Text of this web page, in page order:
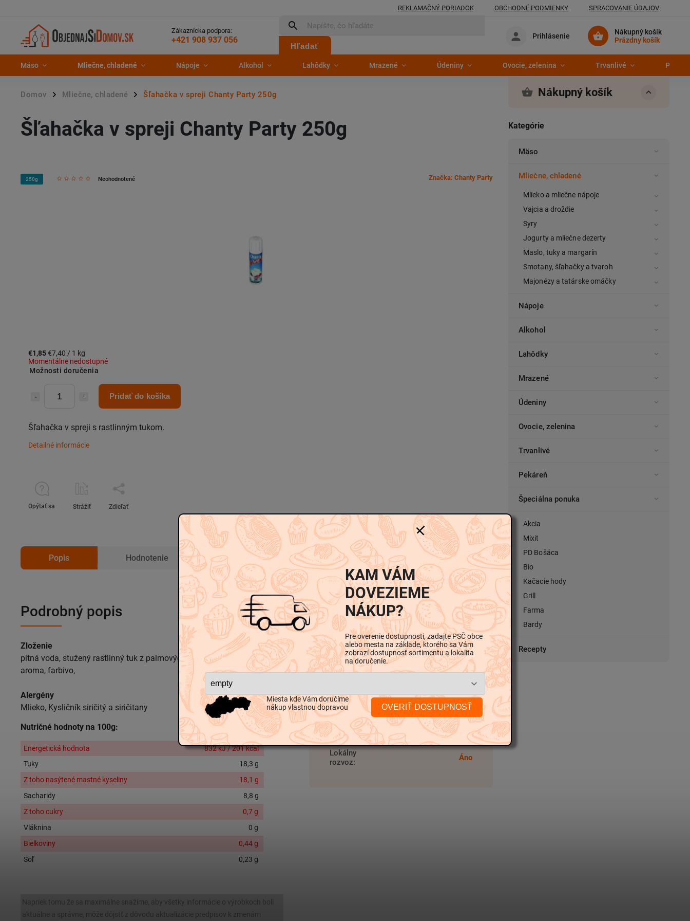
REKLAMAČNÝ PORIADOK OBCHODNÉ PODMIENKY SPRACOVANIE ÚDAJOV
Zákaznícka podpora:
+421 908 937 056
Hľadať
Nákupný košík
Prázdny košík
Prihlásenie
Mäso Mliečne, chladené Nápoje Alkohol Lahôdky Mrazené Údeniny Ovocie, zelenina Trvanlivé
Domov / Mliečne, chladené / Šľahačka v spreji Chanty Party 250g Nákupný košík
Kategórie
Mäso
Mliečne, chladené
Mlieko a mliečne nápoje
Vajcia a droždie
Syry
Jogurty a mliečne dezerty
Maslo, tuky a margarín
Smotany, šľahačky a tvaroh
Majonézy a tatárske omáčky
Nápoje
Alkohol
Lahôdky
Mrazené
Údeniny
Ovocie, zelenina
Trvanlivé
Pekáreň
Špeciálna ponuka
Akcia
Mixit
PD Bošáca
Bio
Kačacie hody
Grill
Farma
Bardy
Recepty
Šľahačka v spreji Chanty Party 250g
250g Neohodnotené Značka: Chanty Party
€1,85€7,40 / 1 kg
Momentálne nedostupné
Možnosti doručenia
Pridať do košíka
Šľahačka v spreji s rastlinným tukom.
Detailné informácie
Opýtať sa Strážiť Zdieľať
Popis Hodnotenie Diskusia
Podrobný popis
Zloženie
pitná voda, stužený rastlinný tuk z palmových jadier, cukor, stabilizárory,
aroma, farbivo,
Alergény
Mlieko, Kysličník siričitý a siričitany
Nutričné hodnoty na 100g:
Energetická hodnota
832 kJ / 201 kcal
Tuky
18,3 g
Z toho nasýtené mastné kyseliny
18,1 g
Sacharidy
8,8 g
Z toho cukry
0,7 g
Vláknina
0 g
Bielkoviny
0,44 g
Soľ
0,23 g
Napriek tomu že sa maximálne snažíme, aby všetky informácie o výrobkoch boli
aktuálne a správne, môže dôjstť z dôvodu aktualizácie predpisov k zmenám
Dodatočné parametre
Kategória:
Mliečne,
Hmotnosť: 0.25 kg
EAN 8007990000173
Lokálny
rozvoz: Áno
-
-
KAM VÁM
DOVEZIEME
NÁKUP?
Pre overenie dostupnosti, zadajte PSČ obce
alebo mesta na základe, ktorého sa Vám
zobrazí dostupnosť sortimentu a lokalita
na doručenie.
Miesta kde Vám doručíme
nákup vlastnou dopravou
OVERIŤ DOSTUPNOSŤ